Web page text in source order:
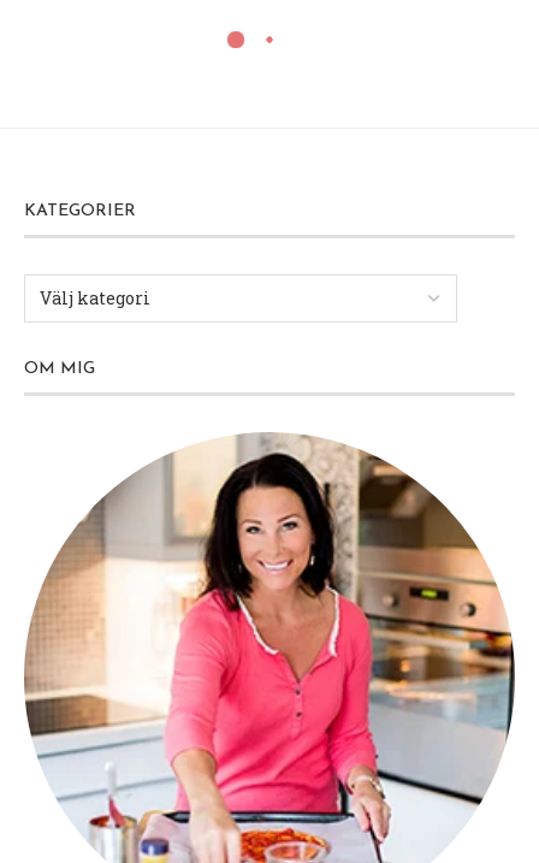
KATEGORIER
OM MIG